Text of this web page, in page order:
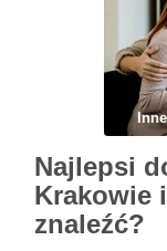
Inne
Najlepsi
Krakowie
znaleźć?